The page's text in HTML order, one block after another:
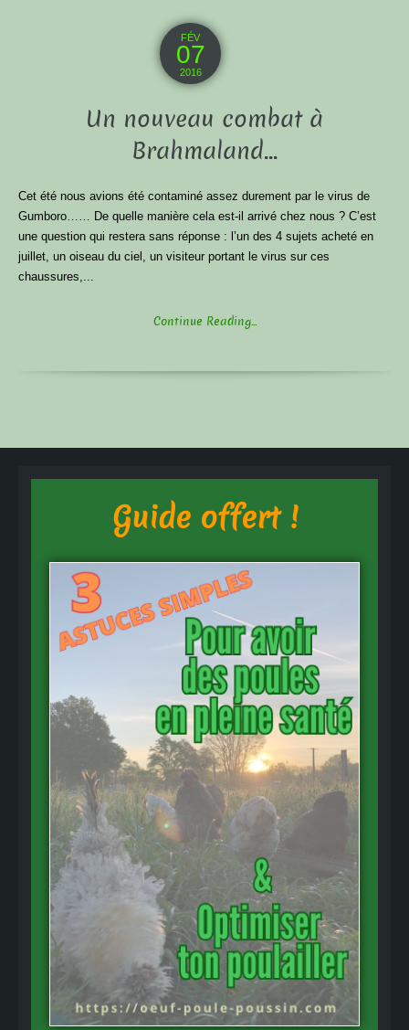
FÉV
07
2016
Un nouveau combat à
Brahmaland…
Cet été nous avions été contaminé assez durement par le virus de
Gumboro…… De quelle manière cela est-il arrivé chez nous ? C’est
une question qui restera sans réponse : l’un des 4 sujets acheté en
juillet, un oiseau du ciel, un visiteur portant le virus sur ces
chaussures,...
Continue Reading...
Guide offert !